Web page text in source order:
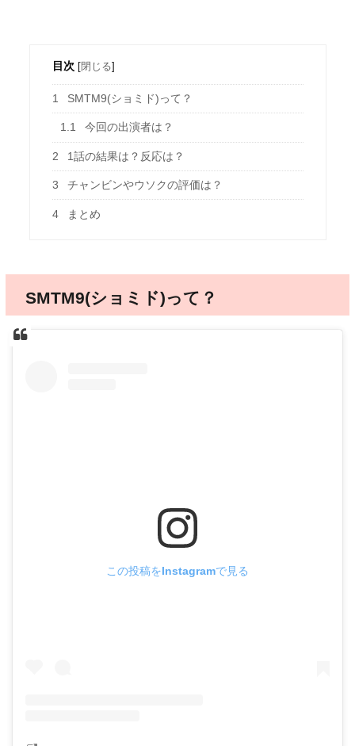
目次 [閉じる]
1 SMTM9(ショミド)って？
1.1 今回の出演者は？
2 1話の結果は？反応は？
3 チャンビンやウソクの評価は？
4 まとめ
SMTM9(ショミド)って？
この投稿をInstagramで見る